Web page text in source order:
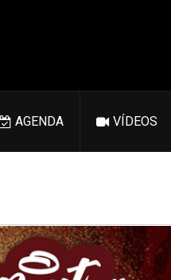
AGENDA VÍDEOS